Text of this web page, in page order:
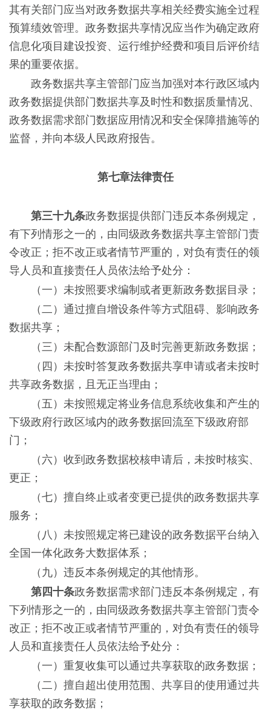
其有关部门应当对政务数据共享相关经费实施全过程
预算绩效管理。政务数据共享情况应当作为确定政府
信息化项目建设投资、运行维护经费和项目后评价结
果的重要依据。
政务数据共享主管部门应当加强对本行政区域内
政务数据提供部门数据共享及时性和数据质量情况、
政务数据需求部门数据应用情况和安全保障措施等的
监督，并向本级人民政府报告。
第七章法律责任
第三十九条政务数据提供部门违反本条例规定，
有下列情形之一的，由同级政务数据共享主管部门责
令改正；拒不改正或者情节严重的，对负有责任的领
导人员和直接责任人员依法给予处分：
（一）未按照要求编制或者更新政务数据目录；
（二）通过擅自增设条件等方式阻碍、影响政务
数据共享；
（三）未配合数源部门及时完善更新政务数据；
（四）未按时答复政务数据共享申请或者未按时
共享政务数据，且无正当理由；
（五）未按照规定将业务信息系统收集和产生的
下级政府行政区域内的政务数据回流至下级政府部
门；
（六）收到政务数据校核申请后，未按时核实、
更正；
（七）擅自终止或者变更已提供的政务数据共享
服务；
（八）未按照规定将已建设的政务数据平台纳入
全国一体化政务大数据体系；
（九）违反本条例规定的其他情形。
第四十条政务数据需求部门违反本条例规定，有
下列情形之一的，由同级政务数据共享主管部门责令
改正；拒不改正或者情节严重的，对负有责任的领导
人员和直接责任人员依法给予处分：
（一）重复收集可以通过共享获取的政务数据；
（二）擅自超出使用范围、共享目的使用通过共
享获取的政务数据；